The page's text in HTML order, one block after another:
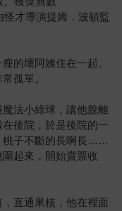
才導演提姆．波頓監
的壞阿姨住在一起。
孤單。
法小綠球，讓他脫離
後院，於是後院的一
桃子不斷的長啊長……
起來，開始賣票收
直通果核，他在裡面